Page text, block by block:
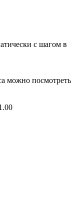
с шагом в
можно посмотреть